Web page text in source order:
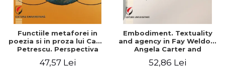
Functiile metaforei in
poezia si in proza lui Camil
Petrescu. Perspectiva
47,57 Lei
Embodiment. Textuality
and agency in Fay Weldon,
Angela Carter and
fiction
52,86 Lei